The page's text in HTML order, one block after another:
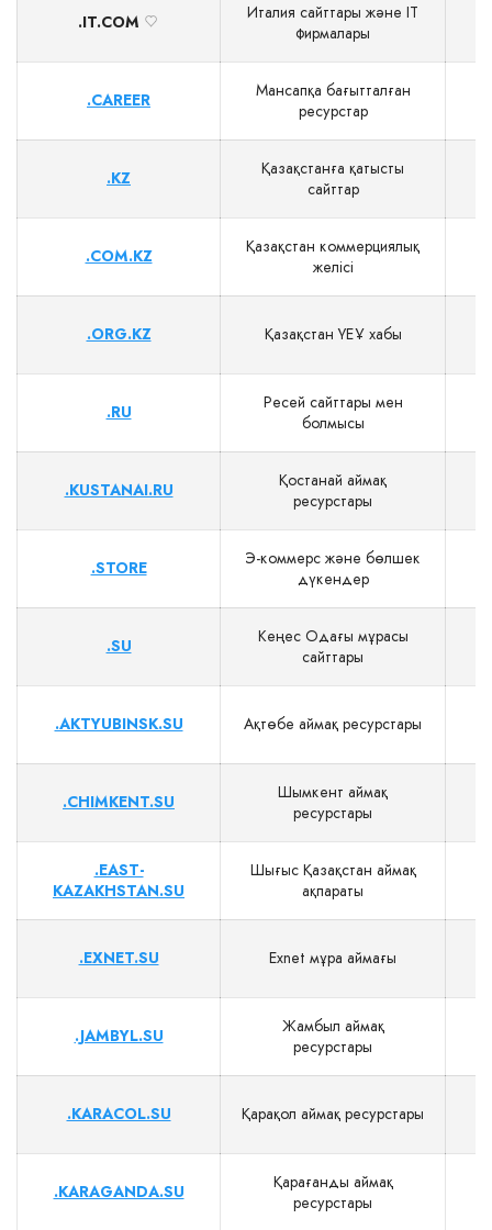
.IT.COM
Италия сайттары және IT
фирмалары
.CAREER
Мансапқа бағытталған
ресурстар
.KZ
Қазақстанға қатысты
сайттар
.COM.KZ
Қазақстан коммерциялық
желісі
.ORG.KZ Қазақстан ҮЕҰ хабы
.RU
Ресей сайттары мен
болмысы
.KUSTANAI.RU
Қостанай аймақ
ресурстары
.STORE
Э‑коммерс және бөлшек
дүкендер
.SU
Кеңес Одағы мұрасы
сайттары
.AKTYUBINSK.SU Ақтөбе аймақ ресурстары
.CHIMKENT.SU
Шымкент аймақ
ресурстары
.EAST-
KAZAKHSTAN.SU
Шығыс Қазақстан аймақ
ақпараты
.EXNET.SU Exnet мұра аймағы
.JAMBYL.SU
Жамбыл аймақ
ресурстары
.KARACOL.SU Қарақол аймақ ресурстары
.KARAGANDA.SU
Қарағанды аймақ
ресурстары